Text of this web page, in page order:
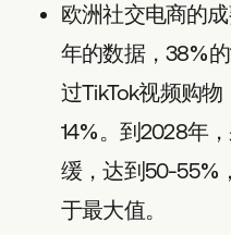
欧洲社交电商的成
年的数据，38%
过TikTok视频购
14%。到2028年
缓，达到50-55%
于最大值。